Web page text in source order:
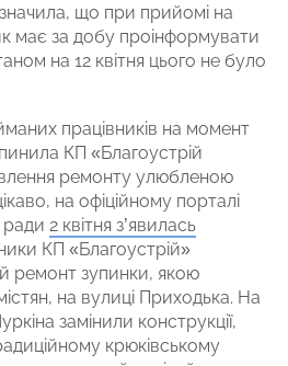
що при прийомі на
має за добу проінформувати
на 12 квітня цього не було
працівників на момент
КП «Благоустрій
ремонту улюбленою
на офіційному порталі
ради 2 квітня з’явилась
КП «Благоустрій»
ремонт зупинки, якою
на вулиці Приходька. На
замінили конструкції,
крюківському